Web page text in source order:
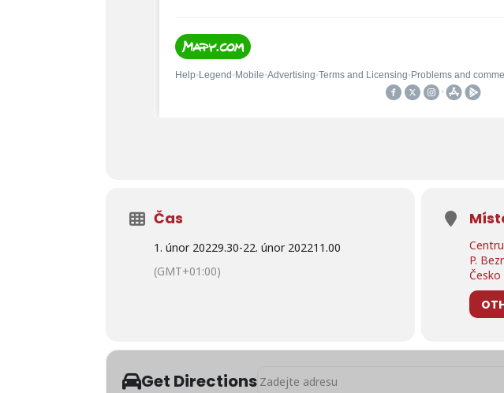
Čas
1. únor 20229.30-22. únor 202211.00
(GMT+01:00)
P.
Česko
Get Directions Address - Besedy a přednášky v rodinném